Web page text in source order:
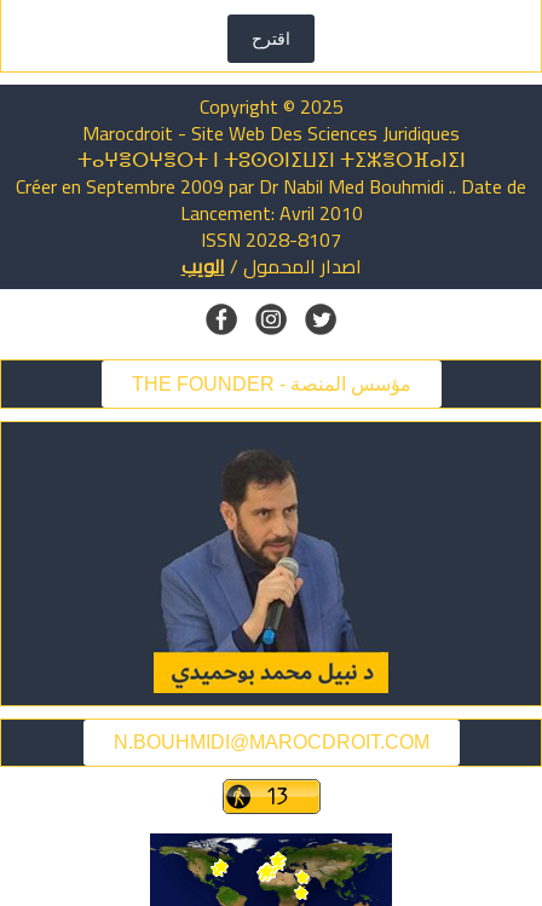
اقترح
Copyright © 2025
Marocdroit - Site Web Des Sciences Juridiques
ⵜⴰⵖⴻⵔⵖⴻⵔⵜ ⵏ ⵜⵓⵙⵙⵏⵉⵡⵉⵏ ⵜⵉⵣⴻⵔⴼⴰⵏⵉⵏ
Créer en Septembre 2009 par Dr Nabil Med Bouhmidi .. Date de
Lancement: Avril 2010
ISSN 2028-8107
اصدار المحمول/الويب
THE FOUNDER - مؤسس المنصة
N.BOUHMIDI@MAROCDROIT.COM